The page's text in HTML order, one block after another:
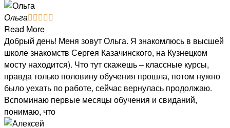
Ольга    
Read More
Добрый день! Меня зовут Ольга. Я знакомлюсь в высшей
школе знакомств Сергея Казачинского, на Кузнецком
мосту находится). Что тут скажешь – классные курсы,
правда только половину обучения прошла, потом нужно
было уехать по работе, сейчас вернулась продолжаю.
Вспоминаю первые месяцы обучения и свиданий,
понимаю, что